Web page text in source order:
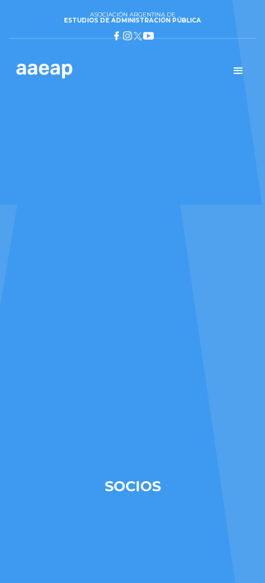
ASOCIACIÓN ARGENTINA DE
ESTUDIOS DE ADMINISTRACIÓN PÚBLICA
SOCIOS